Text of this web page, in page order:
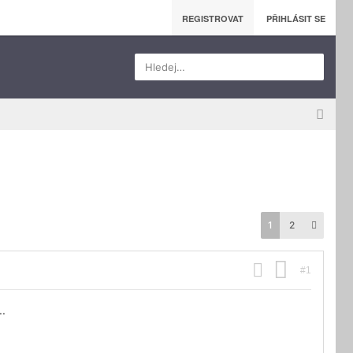
REGISTROVAT PŘIHLÁSIT SE
Hledej…
1 2
#1